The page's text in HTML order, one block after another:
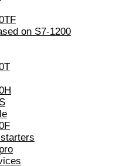
on S7-1200